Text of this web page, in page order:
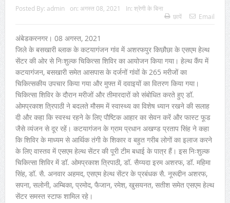
Posted By: admin on: अगस्त 08, 2021 In: श्रेणी के बिना
छापें
Email
अंबेडकरनगर। 08 अगस्त, 2021
जिले के बसखारी ब्लाक के कटयागंजन गांव में अशरफपुर किछौछा के एसएम हेल्थ
सेंटर की ओर से निःशुल्क चिकित्सा शिविर का आयोजन किया गया। हेल्थ कैंप में
कटयागंजन, बसखारी समेत आसपास के दर्जनों गांवों के 265 मरीजों का
चिकित्सकीय उपचार किया गया और मुफ्त में दवाइयों का वितरण किया गया।
चिकित्सा शिविर के दौरान मरीजों और तीमारदारों को संबोधित करते हुए डॉ.
ओमप्रकाश त्रिपाठी ने बदलते मौसम में स्वास्थ्य का विशेष ध्यान रखने की सलाह
दी और कहा कि स्वस्थ रहने के लिए पौष्टिक आहार का सेवन करें और फास्ट फूड
जैसे व्यंजन से दूर रहें। कटयागंजन के ग्राम प्रधान अखण्ड प्रताप सिंह ने कहा
कि शिविर के माध्यम से आर्थिक तंगी के शिकार व बहुत गरीब लोगों का इलाज करने
के लिए वास्तव में एसएम हेल्थ सेंटर की पूरी टीम बधाई के पात्र हैं। इस निःशुल्क
चिकित्सा शिविर में डॉ. ओमप्रकाश त्रिपाठी, डॉ. सैय्यदा इरम अशरफ, डॉ. महिमा
सिंह, डॉ. सै. अनवार अहमद, एसएम हेल्थ सेंटर के प्रबंधक सै. नूरूद्दीन अशरफ,
सपना, सलोनी, अम्बिका, प्रमोद, फैजान, रमेश, खुसयनत, सतीश समेत एसएम हेल्थ
सेंटर समस्त स्टाफ शामिल रहे।